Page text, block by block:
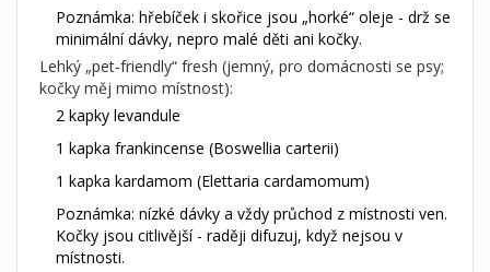
Poznámka: hřebíček i skořice jsou „horké“ oleje - drž se
minimální dávky, nepro malé děti ani kočky.
Lehký „pet‑friendly“ fresh (jemný, pro domácnosti se psy;
kočky měj mimo místnost):
2 kapky levandule
1 kapka frankincense (Boswellia carterii)
1 kapka kardamom (Elettaria cardamomum)
Poznámka: nízké dávky a vždy průchod z místnosti ven.
Kočky jsou citlivější - raději difuzuj, když nejsou v
místnosti.